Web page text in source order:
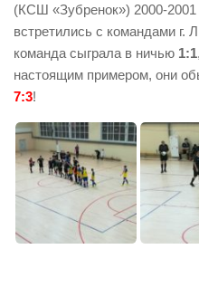
(КСШ «Зубренок») 2000-2001
встретились с командами
команда сыграла в ничью 1:1
настоящим примером, они
7:3!